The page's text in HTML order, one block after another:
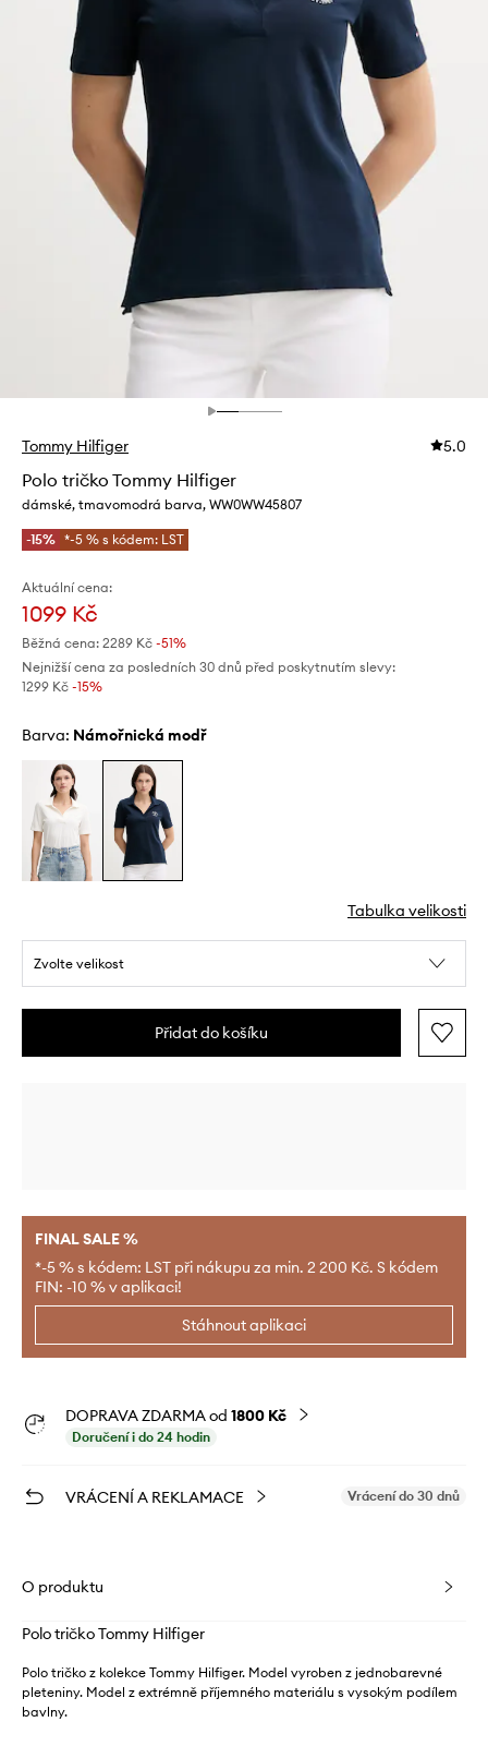
Tommy Hilfiger 5.0
Polo tričko Tommy Hilfiger
dámské, tmavomodrá barva, WW0WW45807
-15% *-5 % s kódem: LST
Aktuální cena:
1099 Kč
Běžná cena: 2289 Kč -51%
Nejnižší cena za posledních 30 dnů před poskytnutím slevy:
1299 Kč -15%
Barva: námořnická modř
Tabulka velikosti
Zvolte velikost
Přidat do košíku
FINAL SALE %
*-5 % s kódem: LST při nákupu za min. 2 200 Kč. S kódem
FIN: -10 % v aplikaci!
Stáhnout aplikaci
DOPRAVA ZDARMA od 1800 Kč
Doručení i do 24 hodin
VRÁCENÍ A REKLAMACE Vrácení do 30 dnů
O produktu
Polo tričko Tommy Hilfiger
Polo tričko z kolekce Tommy Hilfiger. Model vyroben z jednobarevné
pleteniny. Model z extrémně příjemného materiálu s vysokým podílem
bavlny.